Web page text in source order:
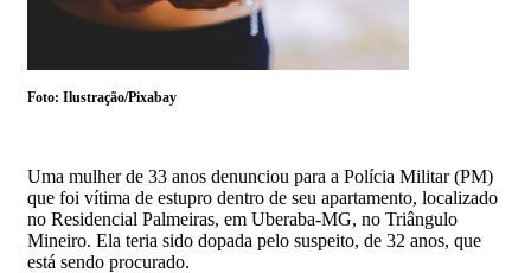
Foto: Ilustração/Pixabay
Uma mulher de 33 anos denunciou para a Polícia Militar (PM)
que foi vítima de estupro dentro de seu apartamento, localizado
no Residencial Palmeiras, em Uberaba-MG, no Triângulo
Mineiro. Ela teria sido dopada pelo suspeito, de 32 anos, que
está sendo procurado.